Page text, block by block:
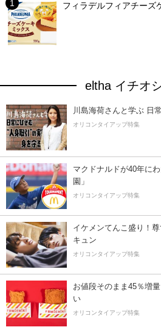
フィラデルフィアチーズ
eltha イチオ
川島海荷さんと学ぶ 日
オリコンタイアップ特集
マクドナルドが40年に
園」
オリコンタイアップ特集
イケメンてんこ盛り！
キュン
オリコンタイアップ特集
お値段そのまま45％増
い
オリコンタイアップ特集